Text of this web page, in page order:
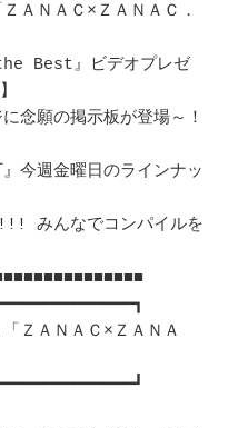
ＡＮＡＣ×ＺＡＮＡＣ．
Best』ビデオプレゼ
念願の掲示板が登場～！
今週金曜日のラインナッ
みんなでコンパイルを
ＺＡＮＡＣ×ＺＡＮＡ